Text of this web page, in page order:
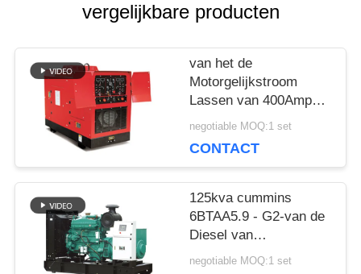
vergelijkbare producten
van het de
Motorgelijkstroom
Lassen van 400Amp
Perkins van de Diesel
de Boog 450Amp van
Generatorlasser
negotiable MOQ:1 set
CONTACT
125kva cummins
6BTAA5.9 - G2-van de
Diesel van
motorgenset het
negotiable MOQ:1 set